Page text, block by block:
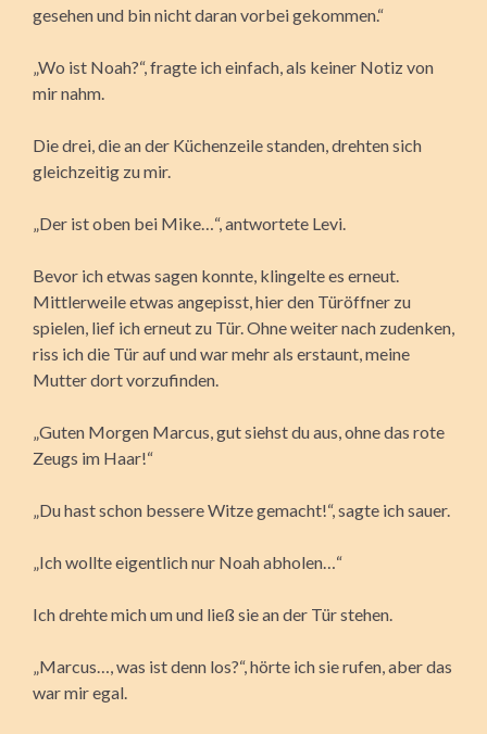
gesehen und bin nicht daran vorbei gekommen.“
„Wo ist Noah?“, fragte ich einfach, als keiner Notiz von
mir nahm.
Die drei, die an der Küchenzeile standen, drehten sich
gleichzeitig zu mir.
„Der ist oben bei Mike…“, antwortete Levi.
Bevor ich etwas sagen konnte, klingelte es erneut.
Mittlerweile etwas angepisst, hier den Türöffner zu
spielen, lief ich erneut zu Tür. Ohne weiter nach zudenken,
riss ich die Tür auf und war mehr als erstaunt, meine
Mutter dort vorzufinden.
„Guten Morgen Marcus, gut siehst du aus, ohne das rote
Zeugs im Haar!“
„Du hast schon bessere Witze gemacht!“, sagte ich sauer.
„Ich wollte eigentlich nur Noah abholen…“
Ich drehte mich um und ließ sie an der Tür stehen.
„Marcus…, was ist denn los?“, hörte ich sie rufen, aber das
war mir egal.